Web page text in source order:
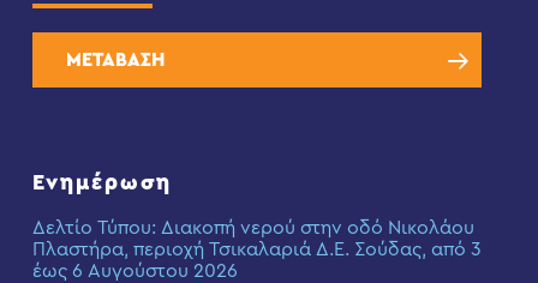
ΜΕΤΑΒΑΣΗ
Ενημέρωση
Δελτίο Τύπου: Διακοπή νερού στην οδό Νικολάου
Πλαστήρα, περιοχή Τσικαλαριά Δ.Ε. Σούδας, από 3
έως 6 Αυγούστου 2026